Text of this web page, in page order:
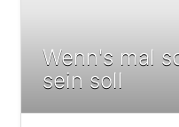
Wenn's mal
sein soll